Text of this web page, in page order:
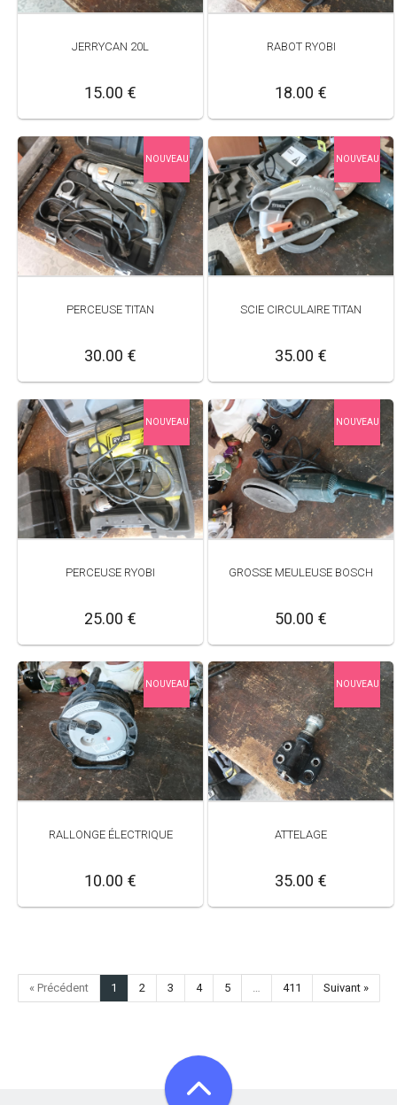
JERRYCAN 20L
15.00 €
RABOT RYOBI
18.00 €
NOUVEAU
PERCEUSE TITAN
30.00 €
NOUVEAU
SCIE CIRCULAIRE TITAN
35.00 €
NOUVEAU
PERCEUSE RYOBI
25.00 €
NOUVEAU
GROSSE MEULEUSE BOSCH
50.00 €
NOUVEAU
RALLONGE ÉLECTRIQUE
10.00 €
NOUVEAU
ATTELAGE
35.00 €
« Précédent 1 2 3 4 5 411 Suivant »